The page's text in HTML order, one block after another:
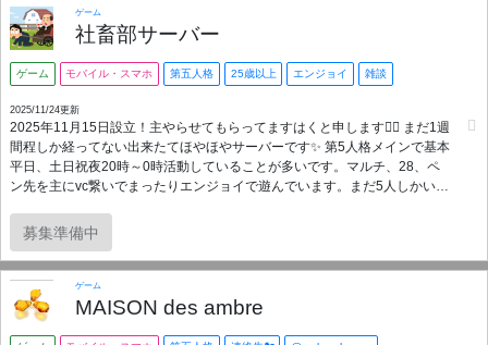
際でもぜひ当鯖をご利用くださいませ！時間が合えば必ず鯖メンが駆けつ
けます。ゲーム、雑談、オンラインカラオケに至るまで時間帯を問わずに
人が集まりやすい村を目指しています。常識のある方、鯖参加意識が高い
方、昼間が逆に暇な方、深夜の常駐組も大歓迎です笑 ■参加条件📢 ★18歳
以上の方向けです♪18歳未満の方はマスターにDMお願いします。 ★女性の
所属が多いので言葉遣いやマナーを大切にできる方、鯖ルールを遵守でき
る方でお願いします。 ★日本語でVC可能な方に限ります。日本語が得意な
海外の方も歓迎します。 ★IN率を大切にしておりますので幽霊所属はでき
ません。 ■アモアス特徴📢 ★初心者様や動画視聴のみの方も超大歓迎。平
日は常にアモアス説明会開催！(説明会後そのまま参加OK) ★スマホ・
ャットのみではご参加いただけません。 ★MAPはスケルドとエアシップが
集していきます。 ★週末は語尾んぐアスなど企画系アモアスを不定期で追
加開催！
ゲーム
社畜部サーバー
ゲーム モバイル・スマホ 第五人格 25歳以上 エンジョイ 雑談
2025/11/24更新
2025年11月15日設立！主やらせてもらってますはくと申します🙇‍♀️ まだ1週
間程しか経ってない出来たてほやほやサーバーです✨️ 第5人格メインで基本
平日、土日祝夜20時～0時活動していることが多いです。マルチ、28、ペ
ン先を主にvc繋いでまったりエンジョイで遊んでいます。まだ5人しかいな
感なく入りやすいと思います😊✨️ 参加について 段位や経験不問、25歳以上
で常識、モラルのある方なら大歓迎です🙆‍♀️ サーバー内ルール(禁止事項) ・
暴言、煽り、指示厨、晒し等の迷惑行為 ・出会い厨、出会いを匂わせる発
言(過去トラブルが多かったので厳しく取り締まします) ・無許可の宣伝、
他のサーバーへの勧誘 ・トラブルを招くような過度な言動、行動、詮索 ※
トラブルを確認次第対処します。何かありましたら主に連絡お願いします
募集準備中
ゲーム
MAISON des ambre